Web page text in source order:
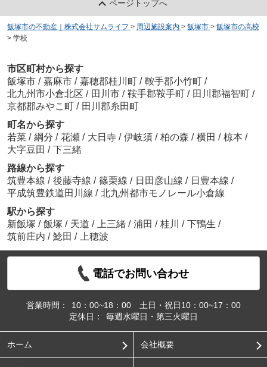
ページトップへ
飯塚市の不動産｜株式会社サムライフ > 周辺施設案内 > 飯塚市 > 飯塚市の高校
> 学校
市区町村から探す
飯塚市 / 嘉麻市 / 嘉穂郡桂川町 / 鞍手郡小竹町 /
北九州市小倉北区 / 田川市 / 鞍手郡鞍手町 / 田川郡福智町 /
京都郡みやこ町 / 田川郡糸田町
町名から探す
若菜 / 綱分 / 花瀬 / 大日寺 / 伊岐須 / 柏の森 / 横田 / 椋本 /
大字豆田 / 下三緒
路線から探す
筑豊本線 / 後藤寺線 / 篠栗線 / 日田彦山線 / 日豊本線 /
平成筑豊鉄道田川線 / 北九州都市モノレール小倉線
駅から探す
新飯塚 / 飯塚 / 天道 / 上三緒 / 浦田 / 桂川 / 下鴨生 /
筑前庄内 / 鯰田 / 上穂波
電話でお問い合わせ
営業時間：
10：00~18：00 土日・祝日10：00~17：00
定休日：
毎週水曜日・第三火曜日
ホーム 会社概要